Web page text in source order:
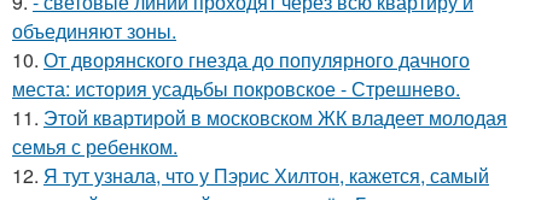
объединяют зоны.
10. От дворянского гнезда до популярного дачного
места: история усадьбы покровское - Стрешнево.
11. Этой квартирой в московском ЖК владеет молодая
семья с ребенком.
12. Я тут узнала, что у Пэрис Хилтон, кажется, самый